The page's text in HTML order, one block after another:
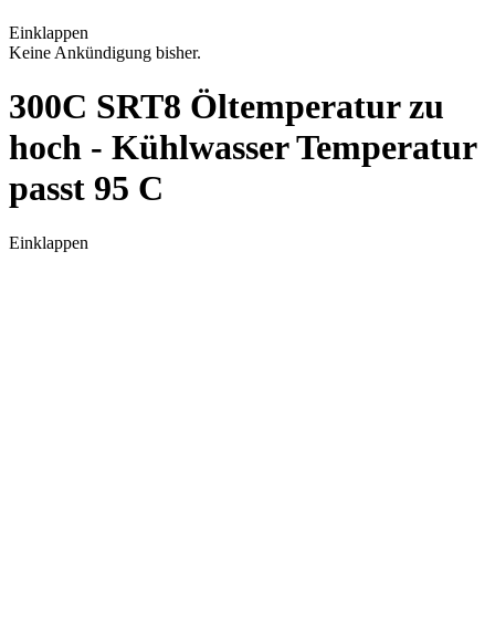
Einklappen
Keine Ankündigung bisher.
300C SRT8 Öltemperatur zu
hoch - Kühlwasser Temperatur
passt 95 C
Einklappen